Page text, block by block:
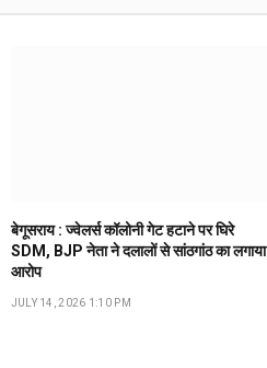
बेगूसराय : ज्वेलर्स कॉलोनी गेट हटाने पर घिरे
SDM, BJP नेता ने दलालों से सांठगांठ का लगाया
आरोप
JULY 14, 2026 1:10 PM